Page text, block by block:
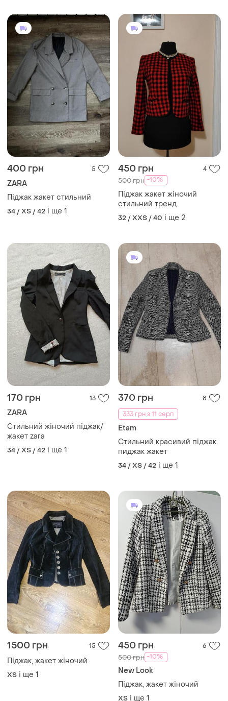
400 грн 5
ZARA
Піджак жакет стильний
34 / XS / 42 і ще 1
450 грн 4
500 грн -10%
Піджак жакет жіночий
стильний тренд
32 / XXS / 40 і ще 2
170 грн 13
ZARA
Стильний жіночий піджак/
жакет zara
34 / XS / 42 і ще 1
370 грн
8
333 грн з 11 серп
Etam
Стильний красивий піджак
34 / XS / 42
1500 грн 15
Піджак, жакет жіночий
ХS і ще 1
450 грн 6
500 грн -10%
New Look
Піджак, жакет жіночий
ТОП оголошень